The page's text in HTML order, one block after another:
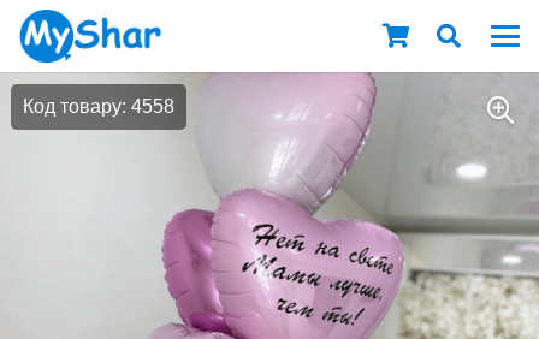
Код товару: 4558